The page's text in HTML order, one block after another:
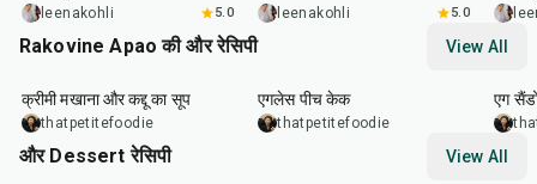
leenakohli 5.0 leenakohli 5.0
Rakovine Apao की और रेसिपी View All
क्रीमी मखाना और कद्दू का सूप
thatpetitefoodie
एगलेस पीच केक
thatpetitefoodie
एग
और Dessert रेसिपी View All
20